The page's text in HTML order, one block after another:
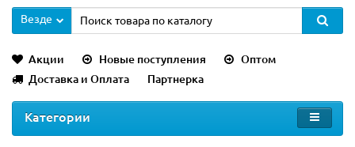
Везде
Акции Новые поступления
Оптом
Доставка и Оплата
Партнерка
Категории